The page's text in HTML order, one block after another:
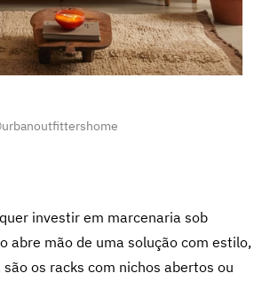
investir em marcenaria sob
abre mão de uma solução com estilo,
os racks com nichos abertos ou